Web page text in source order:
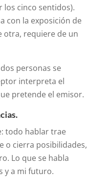
los cinco sentidos).
con la exposición de
otra, requiere de un
personas se
interpreta el
pretende el emisor.
todo hablar trae
o cierra posibilidades,
Lo que se habla
y a mi futuro.